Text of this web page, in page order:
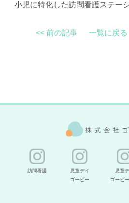
小児に特化した訪問看護ステー
<< 前の記事 一覧に戻る
訪問看護
児童デイ
ゴービー
児童
ゴービ